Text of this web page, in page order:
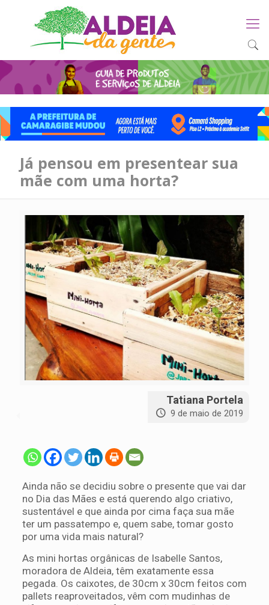
Já pensou em presentear sua
mãe com uma horta?
Tatiana Portela
9 de maio de 2019
Ainda não se decidiu sobre o presente que vai dar
no Dia das Mães e está querendo algo criativo,
sustentável e que ainda por cima faça sua mãe
ter um passatempo e, quem sabe, tomar gosto
por uma vida mais natural?
As mini hortas orgânicas de Isabelle Santos,
moradora de Aldeia, têm exatamente essa
pegada. Os caixotes, de 30cm x 30cm feitos com
pallets reaproveitados, vêm com mudinhas de